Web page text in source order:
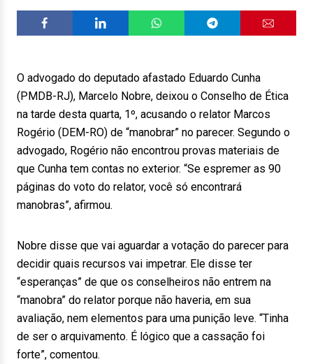
O advogado do deputado afastado Eduardo Cunha
(PMDB-RJ), Marcelo Nobre, deixou o Conselho de Ética
na tarde desta quarta, 1º, acusando o relator Marcos
Rogério (DEM-RO) de “manobrar” no parecer. Segundo o
advogado, Rogério não encontrou provas materiais de
que Cunha tem contas no exterior. “Se espremer as 90
páginas do voto do relator, você só encontrará
manobras”, afirmou.
Nobre disse que vai aguardar a votação do parecer para
decidir quais recursos vai impetrar. Ele disse ter
“esperanças” de que os conselheiros não entrem na
“manobra” do relator porque não haveria, em sua
avaliação, nem elementos para uma punição leve. “Tinha
de ser o arquivamento. É lógico que a cassação foi
forte”, comentou.